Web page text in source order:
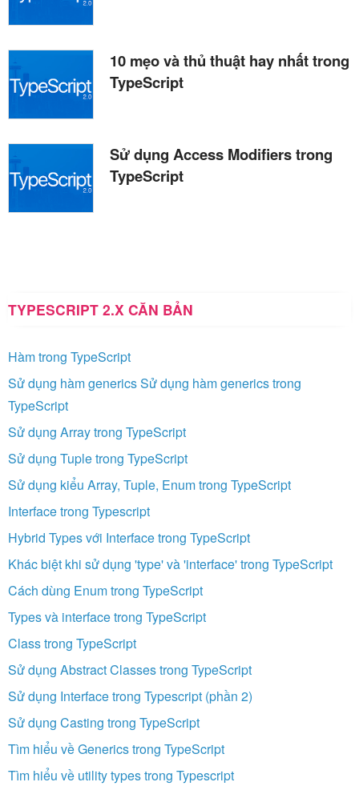
10 mẹo và thủ thuật hay nhất trong
TypeScript
Sử dụng Access Modifiers trong
TypeScript
TYPESCRIPT 2.X CĂN BẢN
Hàm trong TypeScript
Sử dụng hàm generics Sử dụng hàm generics trong
TypeScript
Sử dụng Array trong TypeScript
Sử dụng Tuple trong TypeScript
Sử dụng kiểu Array, Tuple, Enum trong TypeScript
Interface trong Typescript
Hybrid Types với Interface trong TypeScript
Khác biệt khi sử dụng 'type' và 'interface' trong TypeScript
Cách dùng Enum trong TypeScript
Types và interface trong TypeScript
Class trong TypeScript
Sử dụng Abstract Classes trong TypeScript
Sử dụng Interface trong Typescript (phần 2)
Sử dụng Casting trong TypeScript
Tìm hiểu về Generics trong TypeScript
Tìm hiểu về utility types trong Typescript